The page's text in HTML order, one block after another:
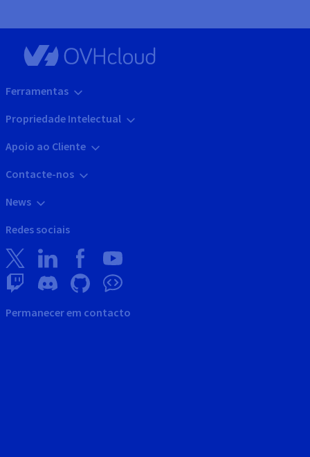
Ferramentas
Propriedade Intelectual
Apoio ao Cliente
Contacte-nos
News
Redes sociais
Permanecer em contacto